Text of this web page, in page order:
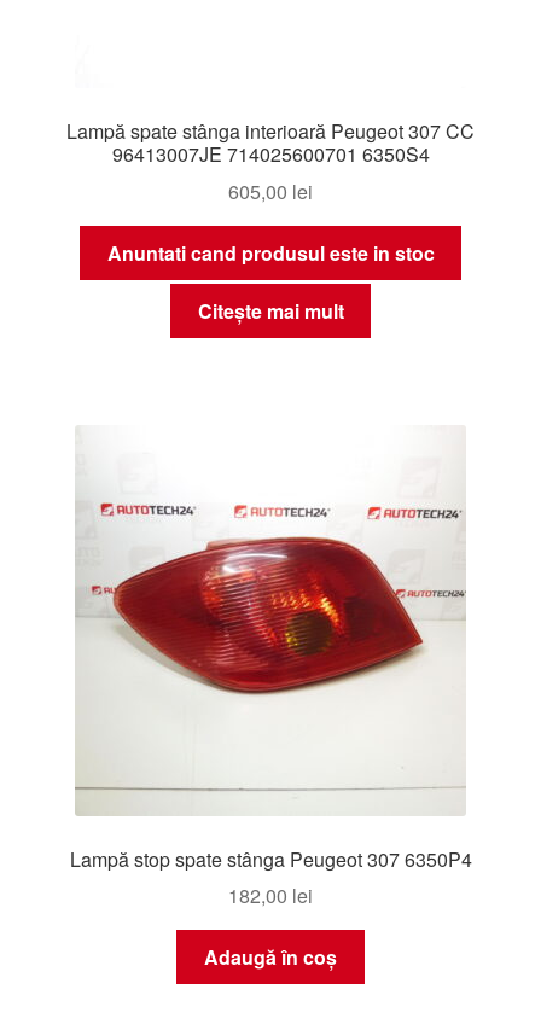
Lampă spate stânga interioară Peugeot 307 CC
96413007JE 714025600701 6350S4
605,00 lei
Anuntati cand produsul este in stoc
Citește mai mult
Lampă stop spate stânga Peugeot 307 6350P4
182,00 lei
Adaugă în coș